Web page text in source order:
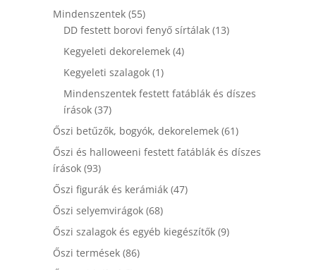
Mindenszentek 5555
termék
DD festett borovi fenyő sírtálak 1313
Kegyeleti dekorelemek 44
Kegyeleti szalagok 11
termék
Mindenszentek festett fatáblák és díszes
írások 3737
termék
Őszi betűzők, bogyók, dekorelemek 6161
termék
Őszi és halloweeni festett fatáblák és díszes
írások 9393
termék
Őszi figurák és kerámiák 4747
Őszi selyemvirágok 6868
termék
Őszi szalagok és egyéb kiegészítők 99
Őszi termések 8686